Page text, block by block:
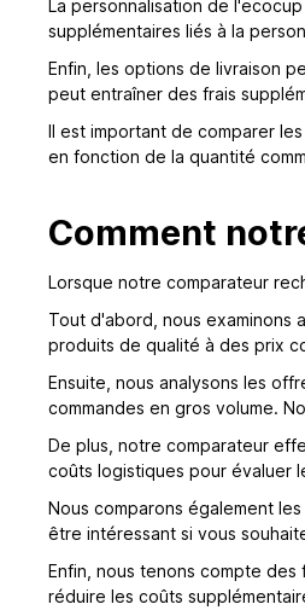
La personnalisation de
supplémentaires liés à la
Enfin, les options de livraison
peut entraîner des frais
Il est important de comparer
en fonction de la quantité
Comment
Lorsque notre comparateur
Tout d'abord, nous examinons
produits de qualité à des prix
Ensuite, nous analysons les
commandes en gros volume.
De plus, notre comparateur
coûts logistiques pour évaluer
Nous comparons également
être intéressant si vous
Enfin, nous tenons compte
réduire les coûts